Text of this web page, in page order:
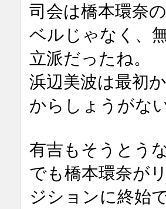
司会は橋本環奈
ベルじゃなく、
立派だったね。
浜辺美波は最初
からしょうがな
有吉もそうとう
でも橋本環奈が
ジションに終始